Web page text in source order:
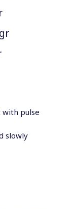
with pulse
slowly